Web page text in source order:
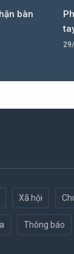
bàn
Xã hội
Thông báo